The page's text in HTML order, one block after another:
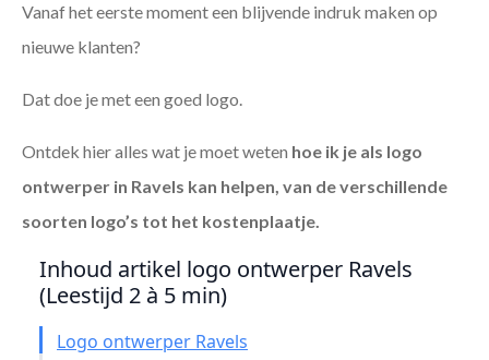
Vanaf het eerste moment een blijvende indruk maken op
nieuwe klanten?
Dat doe je met een goed logo.
Ontdek hier alles wat je moet weten hoe ik je als logo
ontwerper in Ravels kan helpen, van de verschillende
soorten logo’s tot het kostenplaatje.
Inhoud artikel logo ontwerper Ravels
(Leestijd 2 à 5 min)
Logo ontwerper Ravels